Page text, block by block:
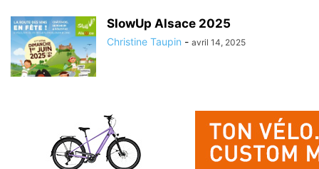
SlowUp Alsace 2025
Christine Taupin - avril 14, 2025